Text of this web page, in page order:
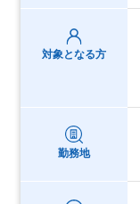
対象となる方
勤務地